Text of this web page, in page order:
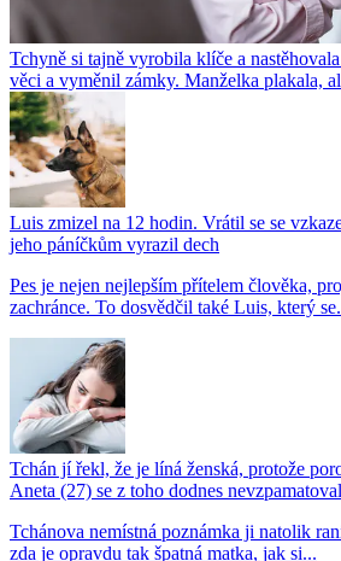
Tchyně si tajně vyrobila klíče a
věci a vyměnil zámky. Manželka plakala,
Luis zmizel na 12 hodin. Vrátil se se
jeho páníčkům vyrazil dech
Pes je nejen nejlepším přítelem člověka,
zachránce. To dosvědčil také Luis, který
Tchán jí řekl, že je líná ženská, protože
Aneta (27) se z toho dodnes
Tchánova nemístná poznámka ji natolik
zda je opravdu tak špatná matka, jak si...